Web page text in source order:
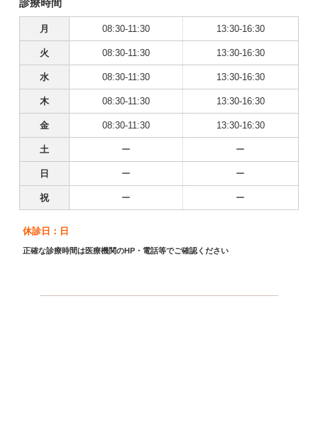
月 08:30-11:30 13:30-16:30
火 08:30-11:30 13:30-16:30
水 08:30-11:30 13:30-16:30
木 08:30-11:30 13:30-16:30
金 08:30-11:30 13:30-16:30
土 ー ー
日 ー ー
祝 ー ー
休診日：日
正確な診療時間は医療機関のHP・電話等でご確認ください